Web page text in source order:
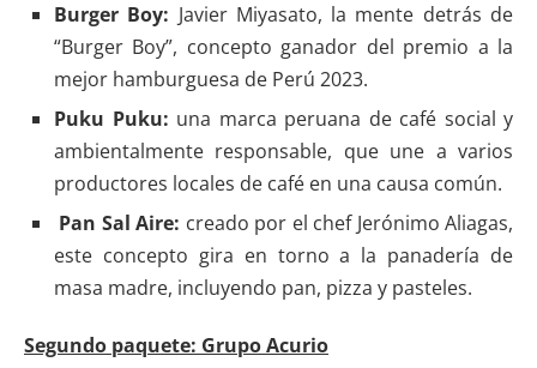
Burger Boy: Javier Miyasato, la mente detrás de
“Burger Boy”, concepto ganador del premio a la
mejor hamburguesa de Perú 2023.
Puku Puku: una marca peruana de café social y
ambientalmente responsable, que une a varios
productores locales de café en una causa común.
Pan Sal Aire: creado por el chef Jerónimo Aliagas,
este concepto gira en torno a la panadería de
masa madre, incluyendo pan, pizza y pasteles.
Segundo paquete: Grupo Acurio